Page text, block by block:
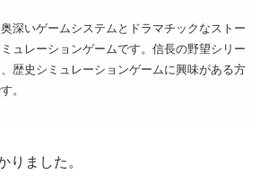
深いゲームシステムとドラマチックなストー
ュレーションゲームです。信長の野望シリー
歴史シミュレーションゲームに興味がある方
。
りました。